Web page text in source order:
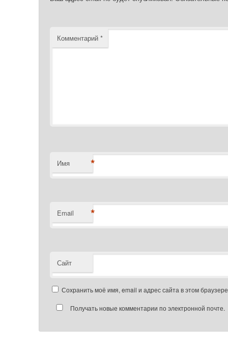
Комментарий*
Имя *
Email *
Сайт
Сохранить моё имя, email и адрес сайта в этом
Получать новые комментарии по электронной почте.